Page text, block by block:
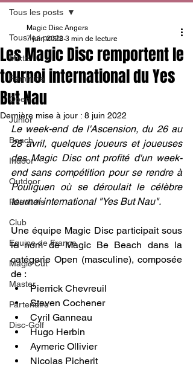
Tous les posts
Mixte
Féminine
Open
Junior
Beach
Indoor
Outdoor
Résultats
Club
Equipe de France
Magic Cut
Master
Partenaire
Disc-Golf
Tous les posts
Les Magic Disc remportent le
tournoi international du Yes
But Nau
Magic Disc Angers
7 juin 2022 3 min de lecture
Dernière mise à jour : 8 juin 2022
Le week-end de l'Ascension, du 26 au
28 avril, quelques joueurs et joueuses
des Magic Disc ont profité d'un week-
end sans compétition pour se rendre à
Pouliguen où se déroulait le célèbre
tournoi international "Yes But Nau".
Une équipe Magic Disc participait sous
le nom de Magic Be Beach dans la
catégorie Open (masculine), composée
de :
Pierrick Chevreuil
Steven Cochener
Cyril Ganneau
Hugo Herbin
Aymeric Ollivier
Nicolas Picherit